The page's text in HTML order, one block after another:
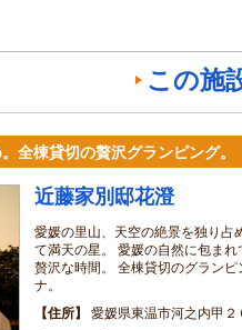
この施
全棟貸切の贅沢グランピング。
近藤家別邸花澄
愛媛の里山、天空の絶景を独り占
て満天の星。 愛媛の自然に包まれ
贅沢な時間。 全棟貸切のグラン
ナ。
住所
愛媛県東温市河之内甲２